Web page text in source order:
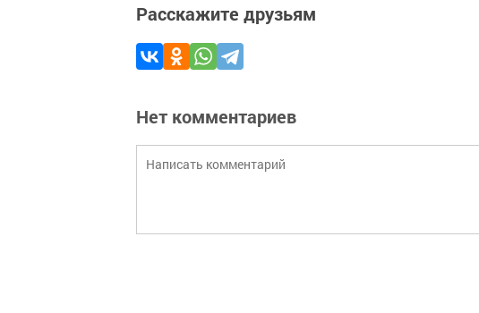
Расскажите друзьям
Нет комментариев